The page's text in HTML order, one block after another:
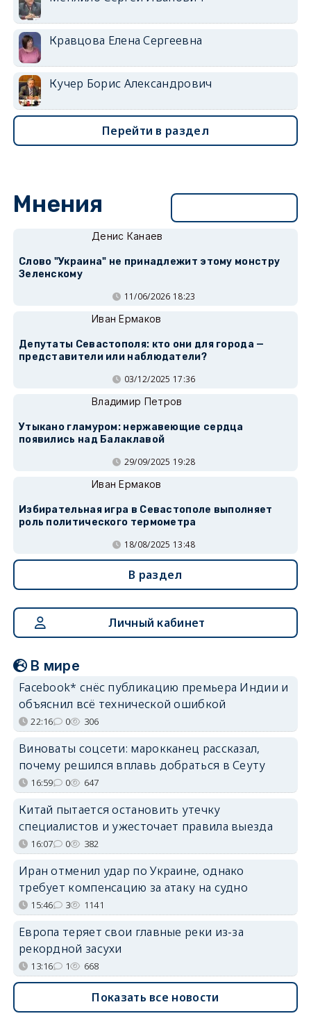
Кравцова Елена Сергеевна
Кучер Борис Александрович
Перейти в раздел
Мнения
Денис Канаев
Слово "Украина" не принадлежит этому монстру
Зеленскому
11/06/2026 18:23
Иван Ермаков
Депутаты Севастополя: кто они для города —
представители или наблюдатели?
03/12/2025 17:36
Владимир Петров
Утыкано гламуром: нержавеющие сердца
появились над Балаклавой
29/09/2025 19:28
Иван Ермаков
Избирательная игра в Севастополе выполняет
роль политического термометра
18/08/2025 13:48
В раздел
Личный кабинет
В мире
Facebook* снёс публикацию премьера Индии и
объяснил всё технической ошибкой
22:16 0 306
Виноваты соцсети: марокканец рассказал,
почему решился вплавь добраться в Сеуту
16:59 0 647
Китай пытается остановить утечку
специалистов и ужесточает правила выезда
16:07 0 382
Иран отменил удар по Украине, однако
требует компенсацию за атаку на судно
15:46 3 1141
Европа теряет свои главные реки из-за
рекордной засухи
13:16 1 668
Показать все новости